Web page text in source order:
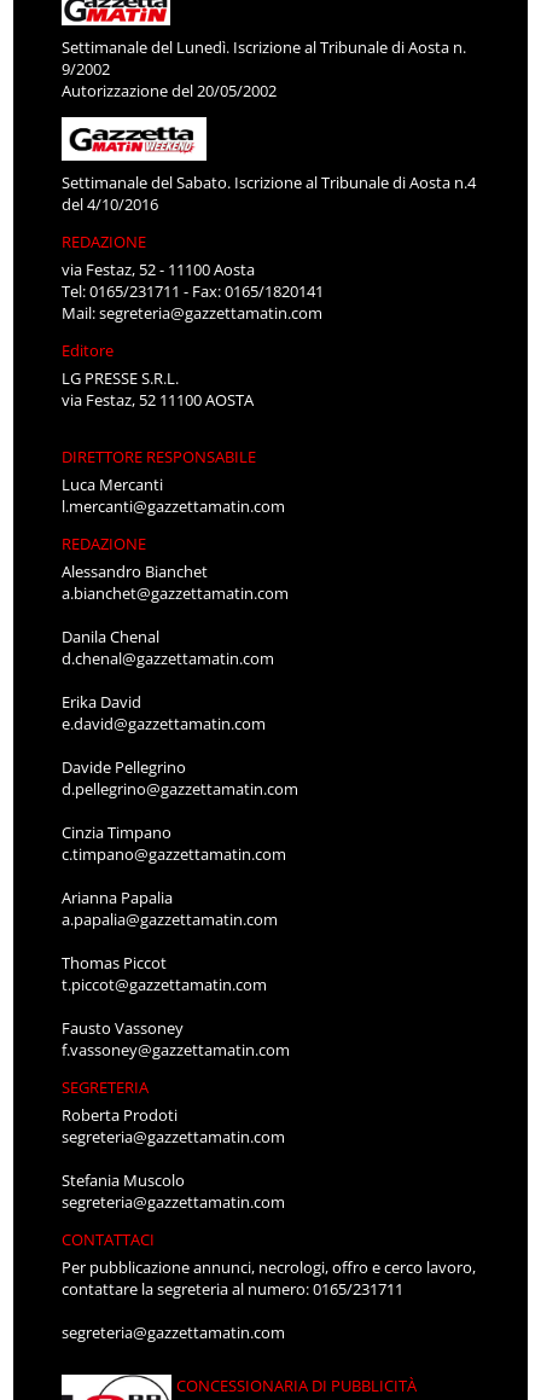
Settimanale del Lunedì. Iscrizione al Tribunale di Aosta n.
9/2002
Autorizzazione del 20/05/2002
Settimanale del Sabato. Iscrizione al Tribunale di Aosta n.4
del 4/10/2016
REDAZIONE
via Festaz, 52 - 11100 Aosta
Tel: 0165/231711 - Fax: 0165/1820141
Mail:segreteria@gazzettamatin.com
Editore
LG PRESSE S.R.L.
via Festaz, 52 11100 AOSTA
DIRETTORE RESPONSABILE
Luca Mercanti
l.mercanti@gazzettamatin.com
REDAZIONE
Alessandro Bianchet
a.bianchet@gazzettamatin.com
Danila Chenal
d.chenal@gazzettamatin.com
Erika David
e.david@gazzettamatin.com
Davide Pellegrino
d.pellegrino@gazzettamatin.com
Cinzia Timpano
c.timpano@gazzettamatin.com
Arianna Papalia
a.papalia@gazzettamatin.com
Thomas Piccot
t.piccot@gazzettamatin.com
Fausto Vassoney
f.vassoney@gazzettamatin.com
SEGRETERIA
Roberta Prodoti
segreteria@gazzettamatin.com
Stefania Muscolo
segreteria@gazzettamatin.com
CONTATTACI
Per pubblicazione annunci, necrologi, offro e cerco lavoro,
contattare la segreteria al numero: 0165/231711
segreteria@gazzettamatin.com
CONCESSIONARIA DI PUBBLICITÀ